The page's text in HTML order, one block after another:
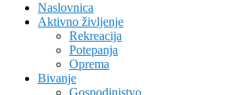
Naslovnica
Aktivno življenje
Rekreacija
Potepanja
Oprema
Bivanje
Gospodinjstvo